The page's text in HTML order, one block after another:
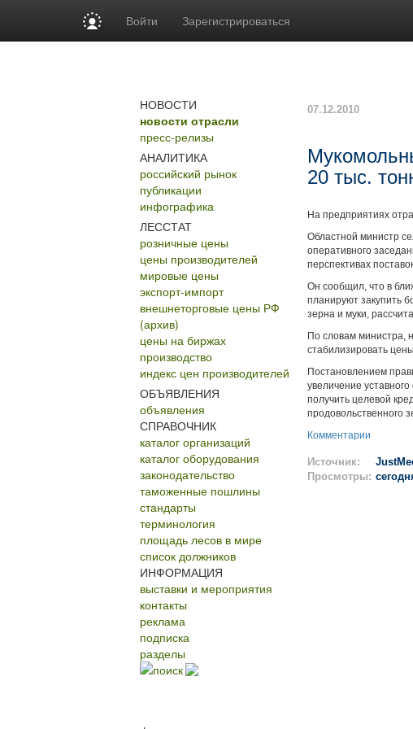
Войти Зарегистрироваться
НОВОСТИ
новости отрасли
пресс-релизы
АНАЛИТИКА
российский рынок
публикации
инфографика
ЛЕССТАТ
розничные цены
цены производителей
мировые цены
экспорт-импорт
внешнеторговые цены РФ
(архив)
цены на биржах
производство
индекс цен производителей
ОБЪЯВЛЕНИЯ
объявления
СПРАВОЧНИК
каталог организаций
каталог оборудования
законодательство
таможенные пошлины
стандарты
терминология
площадь лесов в мире
список должников
ИНФОРМАЦИЯ
выставки и мероприятия
контакты
реклама
подписка
разделы
поиск
07.12.2010
20 тыс.
На предприятиях
Областной министр
оперативного
перспективах
Он сообщил, что в
планируют закупить
зерна и муки,
По словам министра,
стабилизировать
Постановлением
увеличение
получить целевой
продовольственного
Комментарии
Источник:
Просмотры: